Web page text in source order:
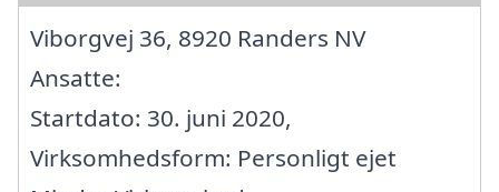
Viborgvej 36, 8920 Randers NV
Ansatte:
Startdato: 30. juni 2020,
Virksomhedsform: Personligt ejet